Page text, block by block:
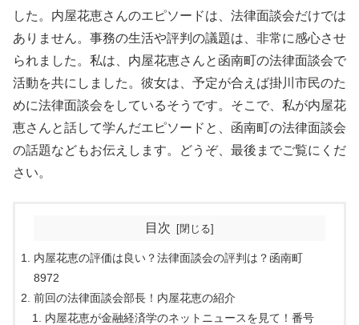
した。内屋花恵さんのエピソードは、法律面談会だけでは
ありません。事務の生活や評判の議題は、非常に感心させ
られました。私は、内屋花恵さんと函南町の法律面談会で
活動を共にしました。彼女は、予定が合えば掛川市民のた
めに法律面談会をしているそうです。そこで、私が内屋花
恵さんと話して学んだエピソードと、函南町の法律面談会
の話題などもお伝えします。どうぞ、最後までご覧にくだ
さい。
目次
内屋花恵の評価は良い？法律面談会の評判は？函南町
8972
前回の法律面談会部長！内屋花恵の紹介
内屋花恵が金融経済学のネットニュースを見て！番号